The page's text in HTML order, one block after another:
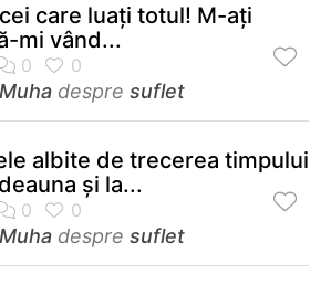
care luaţi totul! M-aţi
mi vând...
despre suflet
albite de trecerea timpului
şi la...
despre suflet